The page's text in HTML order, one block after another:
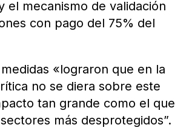
el mecanismo de validación
con pago del 75% del
«lograron que en la
no se diera sobre este
tan grande como el que
más desprotegidos”.